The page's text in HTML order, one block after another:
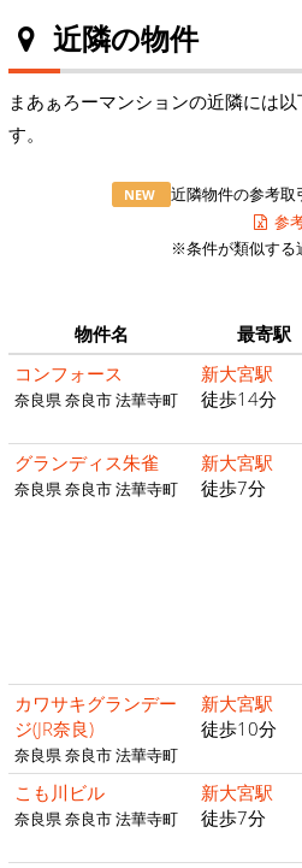
近隣の物件
まあぁろーマンションの近隣には
す。
NEW
近隣物件の参考取
参
※条件が類似する
物件名 最寄駅
コンフォース
奈良県 奈良市 法華寺町
新大宮駅
徒歩14分
グランディス朱雀
奈良県 奈良市 法華寺町
新大宮駅
徒歩7分
カワサキグランデー
ジ(JR奈良)
奈良県 奈良市 法華寺町
新大宮駅
徒歩10分
こも川ビル
奈良県 奈良市 法華寺町
新大宮駅
徒歩7分